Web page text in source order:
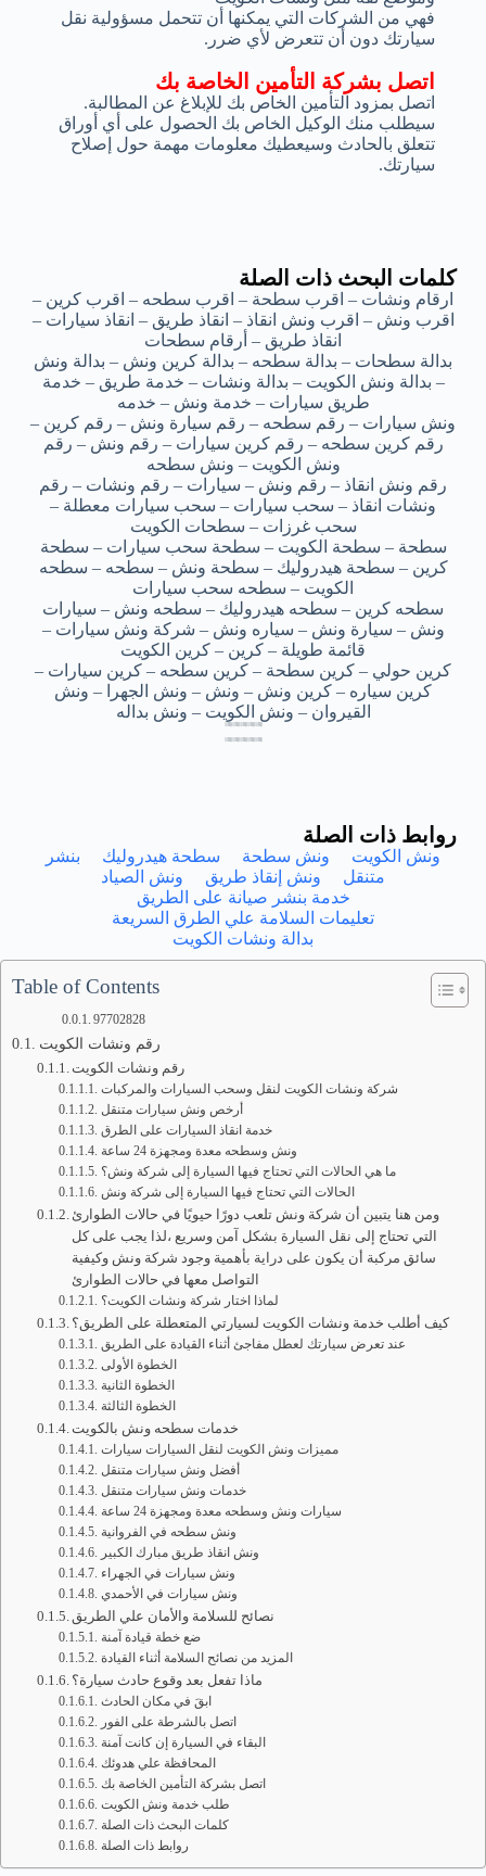
اتصل بشركة التأمين الخاصة بك
اتصل بمزود التأمين الخاص بك للإبلاغ عن المطالبة.
سيطلب منك الوكيل الخاص بك الحصول على أي أوراق
تتعلق بالحادث وسيعطيك معلومات مهمة حول إصلاح
سيارتك.
فهي من الشركات التي يمكنها أن تتحمل مسؤولية نقل
سيارتك دون أن تتعرض لأي ضرر.
كلمات البحث ذات الصلة
ارقام ونشات – اقرب سطحة – اقرب سطحه – اقرب كرين –
اقرب ونش – اقرب ونش انقاذ – انقاذ طريق – انقاذ سيارات –
انقاذ طريق – أرقام سطحات
بدالة سطحات – بدالة سطحه – بدالة كرين ونش – بدالة ونش
– بدالة ونش الكويت – بدالة ونشات – خدمة طريق – خدمة
طريق سيارات – خدمة ونش – خدمه
ونش سيارات – رقم سطحه – رقم سيارة ونش – رقم كرين –
رقم كرين سطحه – رقم كرين سيارات – رقم ونش – رقم
ونش الكويت – ونش سطحه
رقم ونش انقاذ – رقم ونش – سيارات – رقم ونشات – رقم
ونشات انقاذ – سحب سيارات – سحب سيارات معطلة –
سحب غرزات – سطحات الكويت
سطحة – سطحة الكويت – سطحة سحب سيارات – سطحة
كرين – سطحة هيدروليك – سطحة ونش – سطحه – سطحه
الكويت – سطحه سحب سيارات
سطحه كرين – سطحه هيدروليك – سطحه ونش – سيارات
ونش – سيارة ونش – سياره ونش – شركة ونش سيارات –
قائمة طويلة – كرين – كرين الكويت
كرين حولي – كرين سطحة – كرين سطحه – كرين سيارات –
كرين سياره – كرين ونش – ونش – ونش الجهرا – ونش
القيروان – ونش الكويت – ونش بداله
روابط ذات الصلة
ونش الكويت ونش سطحة سطحة هيدروليك
بنشر
متنقل
ونش إنقاذ طريق
ونش الصياد
خدمة بنشر صيانة على الطريق
تعليمات السلامة علي الطرق السريعة
بدالة ونشات الكويت
Table of Contents
97702828
رقم ونشات الكويت
رقم ونشات الكويت
شركة ونشات الكويت لنقل وسحب السيارات والمركبات
أرخص ونش سيارات متنقل
خدمة انقاذ السيارات على الطرق
ونش وسطحه معدة ومجهزة 24 ساعة
ما هي الحالات التي تحتاج فيها السيارة إلى شركة ونش؟
الحالات التي تحتاج فيها السيارة إلى شركة ونش
ومن هنا يتبين أن شركة ونش تلعب دورًا حيويًا في حالات الطوارئ
التي تحتاج إلى نقل السيارة بشكل آمن وسريع ،لذا يجب على كل
سائق مركبة أن يكون على دراية بأهمية وجود شركة ونش وكيفية
التواصل معها في حالات الطوارئ
لماذا اختار شركة ونشات الكويت؟
كيف أطلب خدمة ونشات الكويت لسيارتي المتعطلة على الطريق؟
عند تعرض سيارتك لعطل مفاجئ أثناء القيادة على الطريق
الخطوة الأولى
الخطوة الثانية
الخطوة الثالثة
خدمات سطحه ونش بالكويت
مميزات ونش الكويت لنقل السيارات سيارات
أفضل ونش سيارات متنقل
خدمات ونش سيارات متنقل
سيارات ونش وسطحه معدة ومجهزة 24 ساعة
ونش سطحه في الفروانية
ونش انقاذ طريق مبارك الكبير
ونش سيارات في الجهراء
ونش سيارات في الأحمدي
نصائح للسلامة والأمان علي الطريق
ضع خطة قيادة آمنة
المزيد من نصائح السلامة أثناء القيادة
ماذا تفعل بعد وقوع حادث سيارة؟
ابقَ في مكان الحادث
اتصل بالشرطة على الفور
البقاء في السيارة إن كانت آمنة
المحافظة علي هدوئك
اتصل بشركة التأمين الخاصة بك
طلب خدمة ونش الكويت
كلمات البحث ذات الصلة
روابط ذات الصلة